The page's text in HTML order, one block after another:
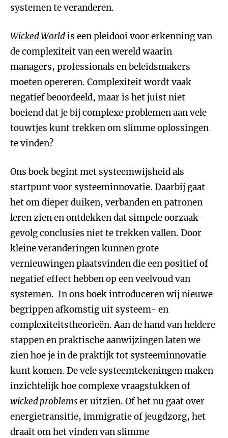
systemen te veranderen.
Wicked Worldis een pleidooi voor erkenning van
de complexiteit van een wereld waarin
managers, professionals en beleidsmakers
moeten opereren. Complexiteit wordt vaak
negatief beoordeeld, maar is het juist niet
boeiend dat je bij complexe problemen aan vele
touwtjes kunt trekken om slimme oplossingen
te vinden?
Ons boek begint met systeemwijsheid als
startpunt voor systeeminnovatie. Daarbij gaat
het om dieper duiken, verbanden en patronen
leren zien en ontdekken dat simpele oorzaak-
gevolg conclusies niet te trekken vallen. Door
kleine veranderingen kunnen grote
vernieuwingen plaatsvinden die een positief of
negatief effect hebben op een veelvoud van
systemen. In ons boek introduceren wij nieuwe
begrippen afkomstig uit systeem- en
complexiteitstheorieën. Aan de hand van heldere
stappen en praktische aanwijzingen laten we
zien hoe je in de praktijk tot systeeminnovatie
kunt komen. De vele systeemtekeningen maken
inzichtelijk hoe complexe vraagstukken of
wicked problemser uitzien. Of het nu gaat over
energietransitie, immigratie of jeugdzorg, het
draait om het vinden van slimme